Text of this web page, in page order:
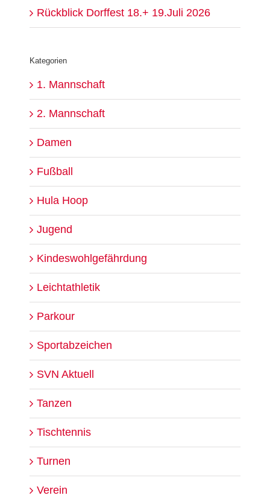
Rückblick Dorffest 18.+ 19.Juli 2026
Kategorien
1. Mannschaft
2. Mannschaft
Damen
Fußball
Hula Hoop
Jugend
Kindeswohlgefährdung
Leichtathletik
Parkour
Sportabzeichen
SVN Aktuell
Tanzen
Tischtennis
Turnen
Verein